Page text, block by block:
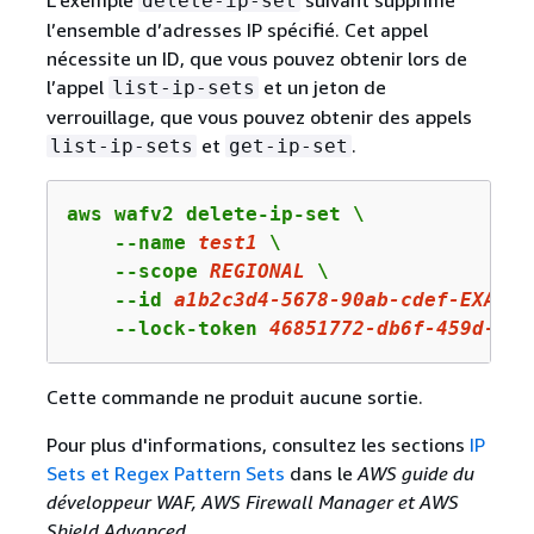
l’ensemble d’adresses IP spécifié. Cet appel
nécessite un ID, que vous pouvez obtenir lors de
l’appel list-ip-sets et un jeton de
verrouillage, que vous pouvez obtenir des appels
list-ip-sets et get-ip-set .
aws wafv2 delete-ip-set \
    --name
test1 \
    --scope
REGIONAL \
    --id
a1b2c3d4-5678-90ab-cdef-
    --lock-token
46851772-db6f-459d-
Cette commande ne produit aucune sortie.
Pour plus d'informations, consultez les sections IP
Sets et Regex Pattern Sets dans leAWS guide du
développeur WAF, AWS Firewall Manager et AWS